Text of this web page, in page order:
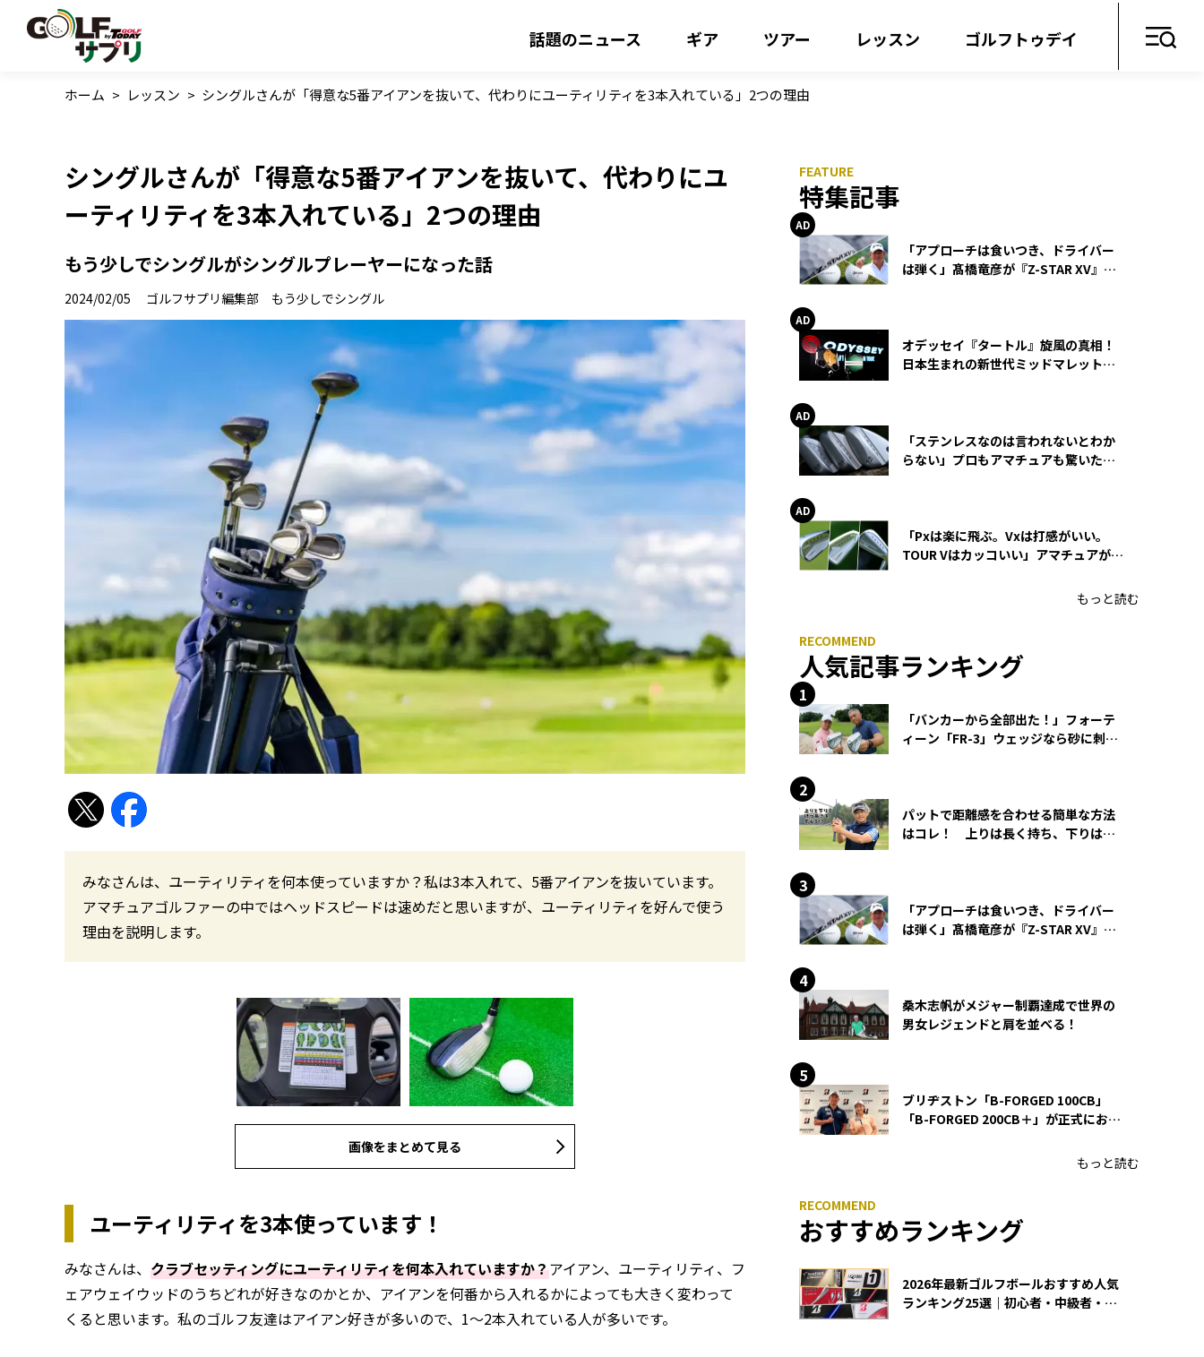
話題のニュース ギア ツアー レッスン ゴルフトゥデイ
ホーム > レッスン > シングルさんが「得意な5番アイアンを抜いて、代わりにユーティリティを3本入れている」2つの理由
シングルさんが「得意な5番アイアンを抜いて、代わりにユ
ーティリティを3本入れている」2つの理由
もう少しでシングルがシングルプレーヤーになった話
2024/02/05 ゴルフサプリ編集部 もう少しでシングル
みなさんは、ユーティリティを何本使っていますか？私は3本入れて、5番アイアンを抜いています。
アマチュアゴルファーの中ではヘッドスピードは速めだと思いますが、ユーティリティを好んで使う
理由を説明します。
画像をまとめて見る
ユーティリティを3本使っています！
みなさんは、 クラブセッティングにユーティリティを何本入れていますか？アイアン、ユーティリティ、フ
ェアウェイウッドのうちどれが好きなのかとか、アイアンを何番から入れるかによっても大きく変わって
くると思います。私のゴルフ友達はアイアン好きが多いので、1〜2本入れている人が多いです。
特集記事
「アプローチは食いつき、ドライバー
は弾く」髙橋竜彦が『Z-STAR XV』を
オデッセイ『タートル』旋風の真相！
日本生まれの新世代ミッドマレットが
「ステンレスなのは言われないとわか
らない」プロもアマチュアも驚いた
「Pxは楽に飛ぶ。Vxは打感がいい。
TOUR Vはカッコいい」アマチュアが選
もっと読む
人気記事ランキング
「バンカーから全部出た！」フォーテ
ィーン「FR-3」ウェッジなら砂に刺さ
パットで距離感を合わせる簡単な方法
はコレ！ 上りは長く持ち、下りは短
「アプローチは食いつき、ドライバー
は弾く」髙橋竜彦が『Z-STAR XV』を
桑木志帆がメジャー制覇達成で世界の
男女レジェンドと肩を並べる！
ブリヂストン「B-FORGED 100CB」
「B-FORGED 200CB＋」が正式にお披
もっと読む
おすすめランキング
2026年最新ゴルフボールおすすめ人気
ランキング25選｜初心者・中級者・上